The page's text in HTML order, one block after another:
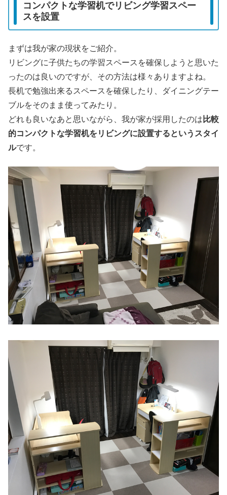
コンパクトな学習机でリビング学習スペー
スを設置
まずは我が家の現状をご紹介。
リビングに子供たちの学習スペースを確保しようと思いた
ったのは良いのですが、その方法は様々ありますよね。
長机で勉強出来るスペースを確保したり、ダイニングテー
ブルをそのまま使ってみたり。
どれも良いなあと思いながら、我が家が採用したのは 比較
的コンパクトな学習机をリビングに設置するというスタイ
ルです。